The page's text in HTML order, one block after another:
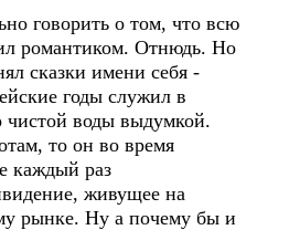
говорить о том, что всю
романтиком. Отнюдь. Но
сказки имени себя -
годы служил в
воды выдумкой.
то он во время
каждый раз
живущее на
рынке. Ну а почему бы и